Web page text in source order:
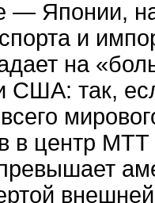
— Японии,
и
на
США: так,
в центр